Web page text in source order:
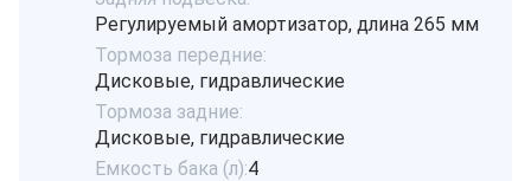
Регулируемый амортизатор, длина 265 мм
Тормоза передние:
Дисковые, гидравлические
Тормоза задние:
Дисковые, гидравлические
Емкость бака (л):4